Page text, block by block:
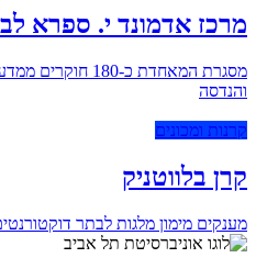
מרכז אדמונד י. ספרא
מסגרת המאחדת כ-
והנדסה
קרנות ומכונים
קרן בלווטניק
מענקים מימון מלגות לבתר